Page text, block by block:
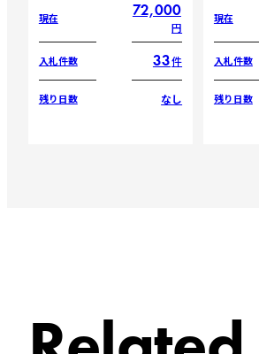
現在 72,000
円
入札件数 33件
残り日数 なし
現在
入札件数
残り日数